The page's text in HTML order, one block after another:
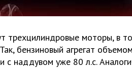
трехцилиндровые моторы, в
бензиновый агрегат
с наддувом уже 80 л.с.